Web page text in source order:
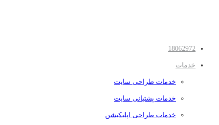
18062972
خدمات
خدمات طراحی سایت
خدمات پشتیانی سایت
خدمات طراحی اپلیکیشن